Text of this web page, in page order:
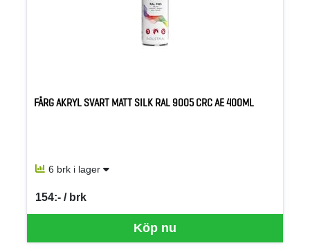
FÄRG AKRYL SVART MATT SILK RAL 9005 CRC AE 400ML
6 brk i lager
Köp nu
154:- / brk
SEK per BRK